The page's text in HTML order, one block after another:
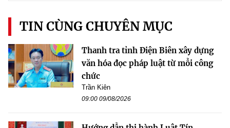
TIN CÙNG CHUYÊN MỤC
Thanh tra tỉnh Điện Biên xây dựng
văn hóa đọc pháp luật từ mỗi công
chức
Trần Kiên
09:00 09/08/2026